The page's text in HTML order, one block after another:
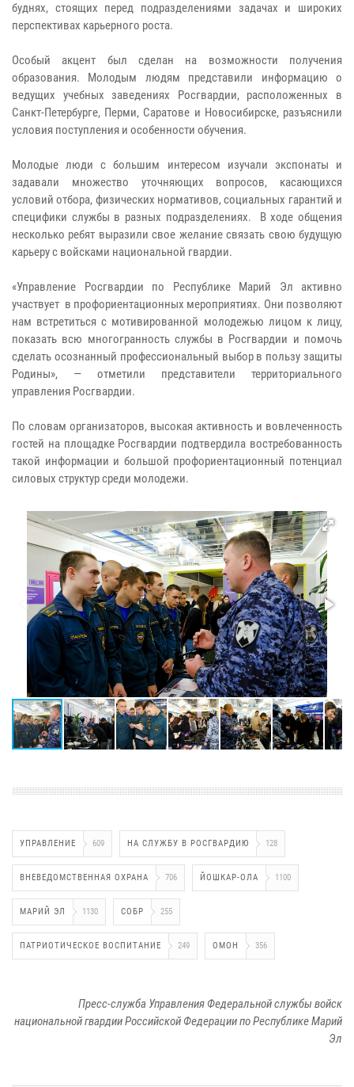
буднях, стоящих перед подразделениями задачах и широких
перспективах карьерного роста.
Особый акцент был сделан на возможности получения
образования. Молодым людям представили информацию о
ведущих учебных заведениях Росгвардии, расположенных в
Санкт-Петербурге, Перми, Саратове и Новосибирске, разъяснили
условия поступления и особенности обучения.
Молодые люди с большим интересом изучали экспонаты и
задавали множество уточняющих вопросов, касающихся
условий отбора, физических нормативов, социальных гарантий и
специфики службы в разных подразделениях. В ходе общения
несколько ребят выразили свое желание связать свою будущую
карьеру с войсками национальной гвардии.
«Управление Росгвардии по Республике Марий Эл активно
участвует в профориентационных мероприятиях. Они позволяют
нам встретиться с мотивированной молодежью лицом к лицу,
показать всю многогранность службы в Росгвардии и помочь
сделать осознанный профессиональный выбор в пользу защиты
Родины», — отметили представители территориального
управления Росгвардии.
По словам организаторов, высокая активность и вовлеченность
гостей на площадке Росгвардии подтвердила востребованность
такой информации и большой профориентационный потенциал
силовых структур среди молодежи.
УПРАВЛЕНИЕ 609 НА СЛУЖБУ В РОСГВАРДИЮ 128
ВНЕВЕДОМСТВЕННАЯ ОХРАНА 706 ЙОШКАР-ОЛА 1100
МАРИЙ ЭЛ 1130 СОБР 255
ПАТРИОТИЧЕСКОЕ ВОСПИТАНИЕ 249 ОМОН 356
Пресс-служба Управления Федеральной службы войск
национальной гвардии Российской Федерации по Республике Марий
Эл